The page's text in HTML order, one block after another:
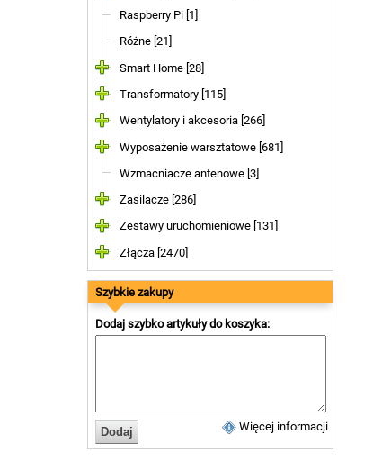
Raspberry Pi [1]
Różne [21]
Smart Home [28]
Transformatory [115]
Wentylatory i akcesoria [266]
Wyposażenie warsztatowe [681]
Wzmacniacze antenowe [3]
Zasilacze [286]
Zestawy uruchomieniowe [131]
Złącza [2470]
Szybkie zakupy
Dodaj szybko artykuły do koszyka:
Więcej informacji